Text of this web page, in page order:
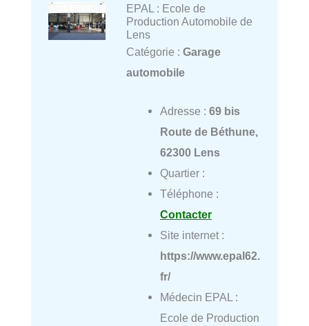
EPAL : Ecole de
Production Automobile de
Lens
Catégorie : Garage
automobile
Adresse : 69 bis
Route de Béthune,
62300 Lens
Quartier :
Téléphone :
Contacter
Site internet :
https://www.epal62.
fr/
Médecin EPAL :
Ecole de Production